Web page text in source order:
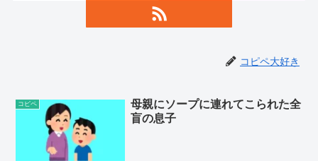
コピペ大好き
コピペ
母親にソープに連れてこられた全
盲の息子